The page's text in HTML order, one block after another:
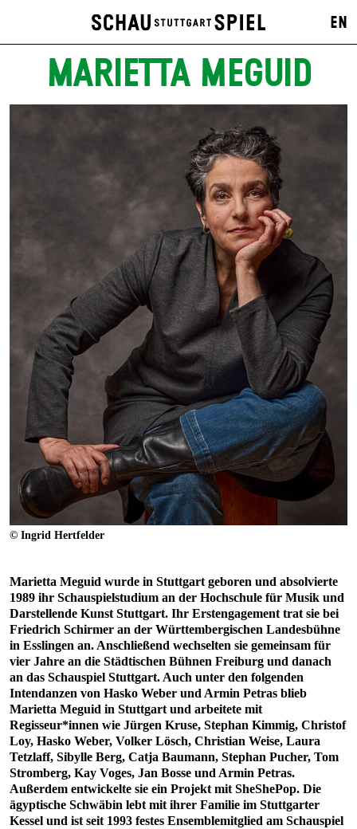
EN
MARIETTA MEGUID
© Ingrid Hertfelder
Marietta Meguid wurde in Stuttgart geboren und absolvierte
1989 ihr Schauspielstudium an der Hochschule für Musik und
Darstellende Kunst Stuttgart. Ihr Erstengagement trat sie bei
Friedrich Schirmer an der Württembergischen Landesbühne
in Esslingen an. Anschließend wechselten sie gemeinsam für
vier Jahre an die Städtischen Bühnen Freiburg und danach
an das Schauspiel Stuttgart. Auch unter den folgenden
Intendanzen von Hasko Weber und Armin Petras blieb
Marietta Meguid in Stuttgart und arbeitete mit
Regisseur*innen wie Jürgen Kruse, Stephan Kimmig, Christof
Loy, Hasko Weber, Volker Lösch, Christian Weise, Laura
Tetzlaff, Sibylle Berg, Catja Baumann, Stephan Pucher, Tom
Stromberg, Kay Voges, Jan Bosse und Armin Petras.
Außerdem entwickelte sie ein Projekt mit SheShePop. Die
ägyptische Schwäbin lebt mit ihrer Familie im Stuttgarter
Kessel und ist seit 1993 festes Ensemblemitglied am Schauspiel